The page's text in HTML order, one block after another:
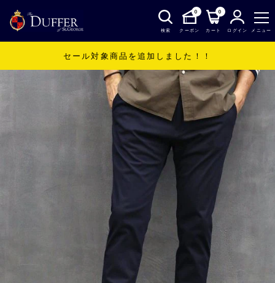
検索
0
クーポン
0
カート ログイン メニュー
セール対象商品を追加しました！！